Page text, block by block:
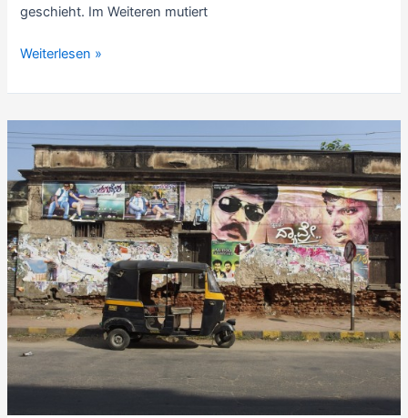
geschieht. Im Weiteren mutiert
Tamil-
Film:
Panchatantram
(2002,
mit
Kamal
Hassan)
Weiterlesen »